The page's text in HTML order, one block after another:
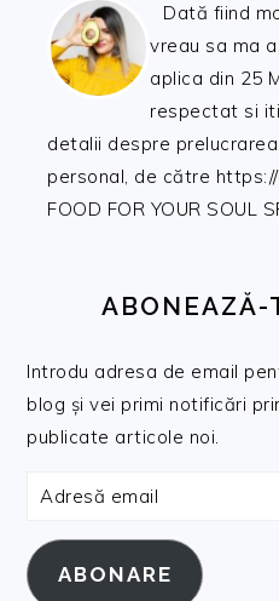
Dată fiind
vreau sa ma
aplica din 25
respectat si
detalii despre
personal, de către
FOOD FOR YOUR SOUL
ABONEAZĂ-
Introdu adresa de email
blog și vei primi notificări
publicate articole noi.
Adresă
ABONARE